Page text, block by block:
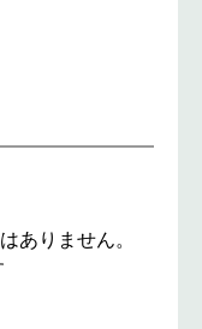
ありません。